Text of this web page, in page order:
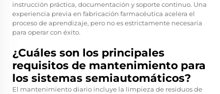
instrucción práctica, documentación y soporte continuo. Una
experiencia previa en fabricación farmacéutica acelera el
proceso de aprendizaje, pero no es estrictamente necesaria
para operar con éxito.
¿Cuáles son los principales
requisitos de mantenimiento para
los sistemas semiautomáticos?
El mantenimiento diario incluye la limpieza de residuos de